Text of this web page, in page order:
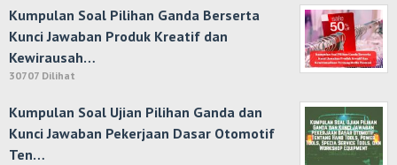
Kumpulan Soal Pilihan Ganda Berserta
Kunci Jawaban Produk Kreatif dan
Kewirausah…
30707 Dilihat
Kumpulan Soal Ujian Pilihan Ganda dan
Kunci Jawaban Pekerjaan Dasar Otomotif
Ten…